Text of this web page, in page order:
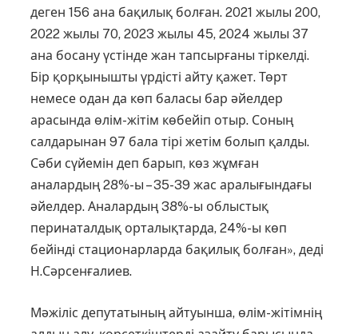
деген 156 ана бақилық болған. 2021 жылы 200,
2022 жылы 70, 2023 жылы 45, 2024 жылы 37
ана босану үстінде жан тапсырғаны тіркелді.
Бір қорқынышты үрдісті айту қажет. Төрт
немесе одан да көп баласы бар әйелдер
арасында өлім-жітім көбейіп отыр. Со­ның
салдарынан 97 бала тірі жетім болып қалды.
Сәби сүйемін деп барып, көз жұмған
аналардың 28%-ы – 35-39 жас ара­лы­ғындағы
әйелдер. Аналардың 38%-ы облыстық
перинаталдық орталықтарда, 24%-ы көп
бейінді стационарларда бақилық болған», деді
Н.Сәрсенғалиев.
Мәжіліс депутатының айтуынша, өлім-жітімнің